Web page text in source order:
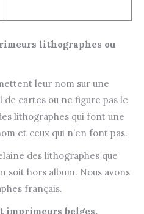
lithographes ou
leur nom sur une
cartes ou ne figure pas le
lithographes qui font une
et ceux qui n’en font pas.
des lithographes que
soit hors album. Nous avons
français.
imprimeurs belges.